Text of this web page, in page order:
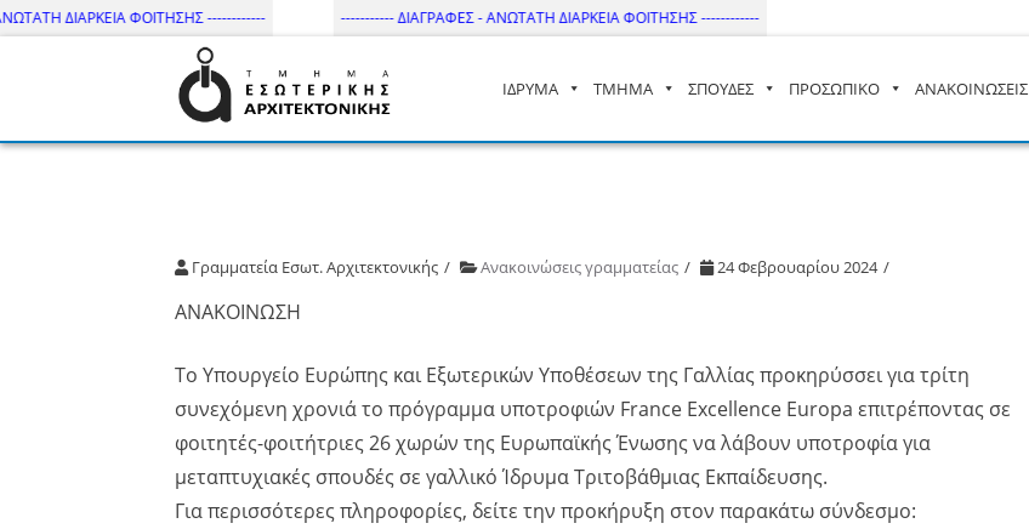
ΔΙΑΡΚΕΙΑ ΦΟΙΤΗΣΗΣ ------------ ----------- ΔΙΑΓΡΑΦΕΣ - ΑΝΩΤΑΤΗ ΔΙΑΡΚΕΙΑ ΦΟΙΤΗΣΗΣ ------------
Τμήμα Εσωτ. Αρχιτεκτονικής – ΔΙ.ΠΑ.Ε
ΙΔΡΥΜΑ ΤΜΗΜΑ ΣΠΟΥΔΕΣ ΠΡΟΣΩΠΙΚΟ ΑΝΑΚΟΙΝΩΣΕΙΣ
Γραμματεία Εσωτ. Αρχιτεκτονικής Ανακοινώσεις γραμματείας 24 Φεβρουαρίου 2024
ΑΝΑΚΟΙΝΩΣΗ
Tο Υπουργείο Ευρώπης και Εξωτερικών Υποθέσεων της Γαλλίας προκηρύσσει για τρίτη
συνεχόμενη χρονιά το πρόγραμμα υποτροφιών France Excellence Europa επιτρέποντας σε
φοιτητές-φοιτήτριες 26 χωρών της Ευρωπαϊκής Ένωσης να λάβουν υποτροφία για
μεταπτυχιακές σπουδές σε γαλλικό Ίδρυμα Τριτοβάθμιας Εκπαίδευσης.
Για περισσότερες πληροφορίες, δείτε την προκήρυξη στον παρακάτω σύνδεσμο: